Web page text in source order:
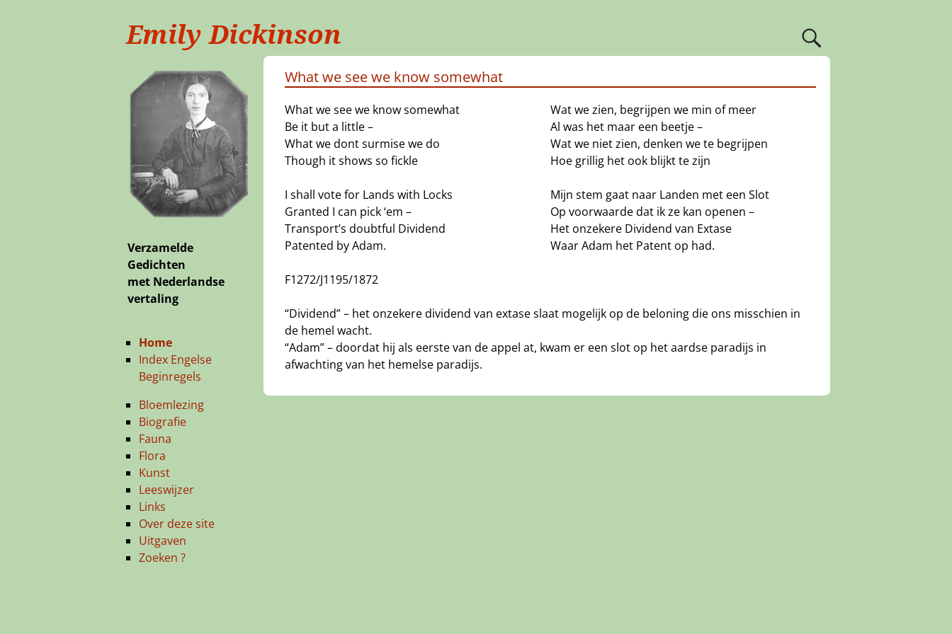
Emily Dickinson
What we see we know somewhat
What we see we know somewhat
Be it but a little –
What we dont surmise we do
Though it shows so fickle
I shall vote for Lands with Locks
Granted I can pick ‘em –
Transport’s doubtful Dividend
Patented by Adam.
F1272/J1195/1872
Wat we zien, begrijpen we min of meer
Al was het maar een beetje –
Wat we niet zien, denken we te begrijpen
Hoe grillig het ook blijkt te zijn
Mijn stem gaat naar Landen met een Slot
Op voorwaarde dat ik ze kan openen –
Het onzekere Dividend van Extase
Waar Adam het Patent op had.
“Dividend” – het onzekere dividend van extase slaat mogelijk op de beloning die ons misschien in
de hemel wacht.
“Adam” – doordat hij als eerste van de appel at, kwam er een slot op het aardse paradijs in
afwachting van het hemelse paradijs.
Verzamelde
Gedichten
met Nederlandse
vertaling
Home
Index Engelse
Beginregels
Bloemlezing
Biografie
Fauna
Flora
Kunst
Leeswijzer
Links
Over deze site
Uitgaven
Zoeken ?